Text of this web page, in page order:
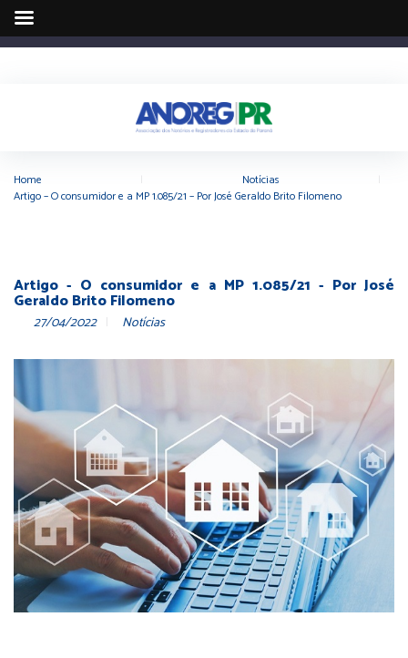
Home Notícias
Artigo – O consumidor e a MP 1.085/21 – Por José Geraldo Brito Filomeno
Artigo - O consumidor e a MP 1.085/21 - Por José
Geraldo Brito Filomeno
27/04/2022 Notícias